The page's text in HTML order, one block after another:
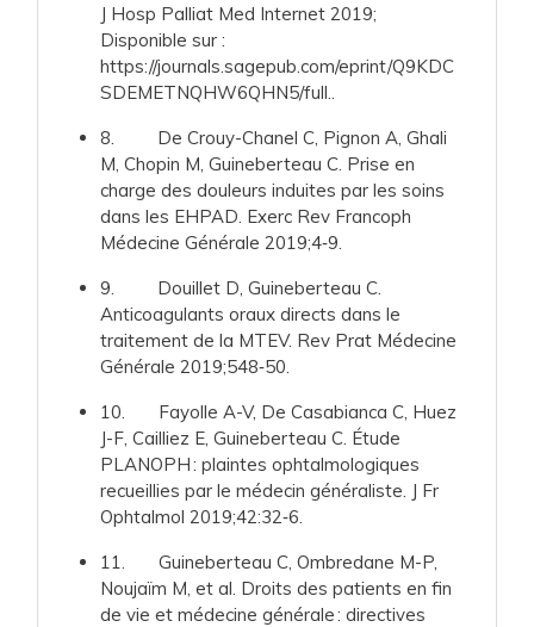
J Hosp Palliat Med Internet 2019;
Disponible sur :
https://journals.sagepub.com/eprint/Q9KDC
SDEMETNQHW6QHN5/full..
8. De Crouy-Chanel C, Pignon A, Ghali
M, Chopin M, Guineberteau C. Prise en
charge des douleurs induites par les soins
dans les EHPAD. Exerc Rev Francoph
Médecine Générale 2019;4‑9.
9. Douillet D, Guineberteau C.
Anticoagulants oraux directs dans le
traitement de la MTEV. Rev Prat Médecine
Générale 2019;548‑50.
10. Fayolle A-V, De Casabianca C, Huez
J-F, Cailliez E, Guineberteau C. Étude
PLANOPH : plaintes ophtalmologiques
recueillies par le médecin généraliste. J Fr
Ophtalmol 2019;42:32‑6.
11. Guineberteau C, Ombredane M-P,
Noujaïm M, et al. Droits des patients en fin
de vie et médecine générale : directives